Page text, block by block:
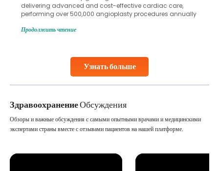
Узнать больше
in advanced reproductive techniques like In Vitro
Fertilization (IVF) and intrauterine insemination (IUI). These
challenges and help couples achieve their dream of
collected, they process the
Продолжить чтение
ЗдравоохранениеОбсуждения
Обзоры и важные обсуждения с самыми опытными врачами и медицинскими
экспертами страны вместе с отзывами пациентов на нашей платформе.